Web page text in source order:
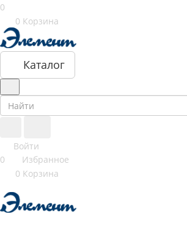
0
0 Корзина
Каталог
Войти
0
Избранное
0 Корзина